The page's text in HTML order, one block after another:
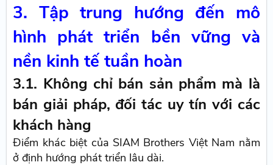
3. Tập trung hướng đến mô
hình phát triển bền vững và
nền kinh tế tuần hoàn
3.1. Không chỉ bán sản phẩm mà là
bán giải pháp, đối tác uy tín với các
khách hàng
Điểm khác biệt của SIAM Brothers Việt Nam nằm
ở định hướng phát triển lâu dài.